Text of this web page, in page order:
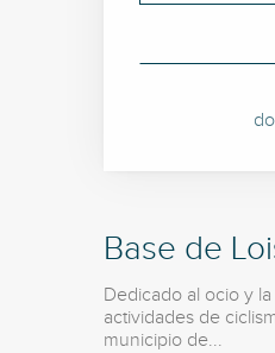
Base de
Dedicado al ocio y
actividades de
municipio de...